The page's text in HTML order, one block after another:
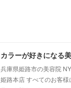
兵庫県姫路市の美容院
姫路本店 すべてのお客様